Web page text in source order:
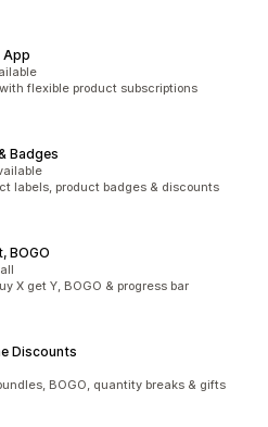
App
flexible product subscriptions
Badges
labels, product badges & discounts
BOGO
X get Y, BOGO & progress bar
Discounts
BOGO, quantity breaks & gifts